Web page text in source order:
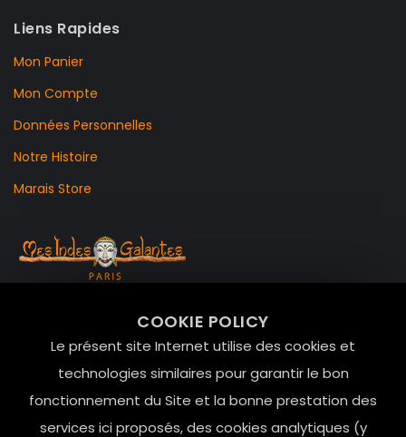
COOKIE POLICY
Le présent site Internet utilise des cookies et
technologies similaires pour garantir le bon
fonctionnement du Site et la bonne prestation des
services ici proposés, des cookies analytiques (y
Liens Rapides
Mon Panier
Mon Compte
Données Personnelles
Notre Histoire
Marais Store
Le Marais, 75004 Paris
contact@mesindesgalantes.com
01.42.72.42.51